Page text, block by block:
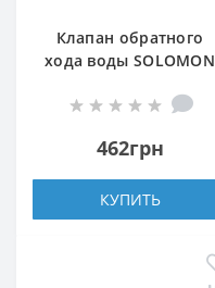
Клапан обратного
хода воды SOLOMON
462грн
КУПИТЬ